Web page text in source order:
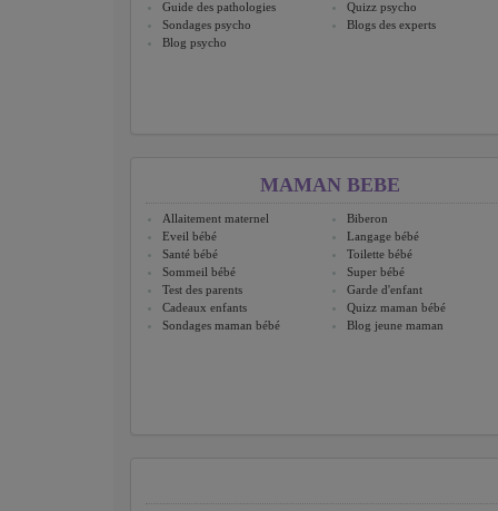
Guide des pathologies
Quizz psycho
Sondages psycho
Blogs des experts
Blog psycho
MAMAN BEBE
Allaitement maternel
Biberon
Eveil bébé
Langage bébé
Santé bébé
Toilette bébé
Sommeil bébé
Super bébé
Test des parents
Garde d'enfant
Cadeaux enfants
Quizz maman bébé
Sondages maman bébé
Blog jeune maman